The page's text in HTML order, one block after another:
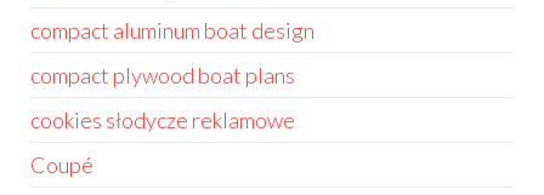
compact aluminum boat design
compact plywood boat plans
cookies słodycze reklamowe
Coupé